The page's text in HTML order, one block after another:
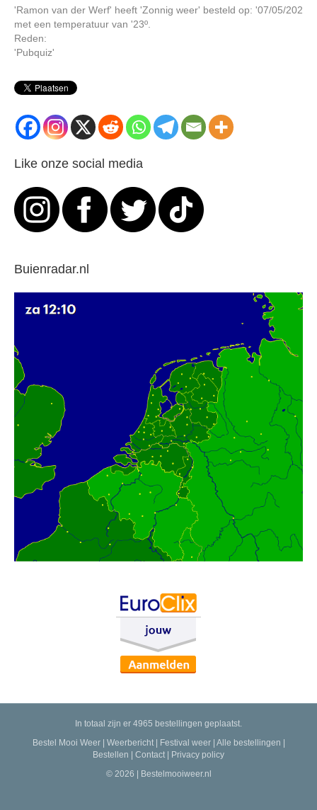
'Ramon van der Werf' heeft 'Zonnig weer' besteld op: '07/05/202
met een temperatuur van '23º.
Reden:
'Pubquiz'
Like onze social media
Buienradar.nl
In totaal zijn er 4965 bestellingen geplaatst.
Bestel Mooi Weer| Weerbericht| Festival weer| Alle bestellingen |
Bestellen | Contact | Privacy policy
© 2026 | Bestelmooiweer.nl